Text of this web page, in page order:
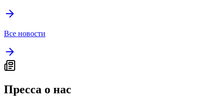
Все новости
Пресса о нас